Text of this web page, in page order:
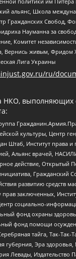
альянс, Школа
Гражданских Свобод,
Науманна за
Комитет
Вернись живым, Фридом
Лига Украины
ru/
НКО, выполняющих
культуры, Центр
Штаб, Институт права и
Альянс врачей,
действие, Открытый
Гражданский
развитию средств
заключенных,
социально-
фонд охраны
фонд помощи
тайга, Так-Так-
губерния, Эра
Левады, Издательство